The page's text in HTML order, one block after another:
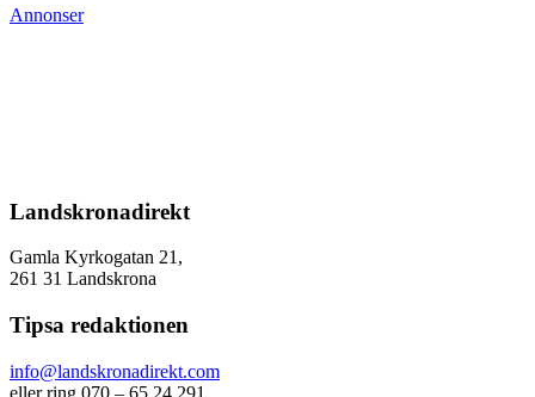
Annonser
Landskronadirekt
Gamla Kyrkogatan 21,
261 31 Landskrona
Tipsa redaktionen
info@landskronadirekt.com
eller ring 070 – 65 24 291